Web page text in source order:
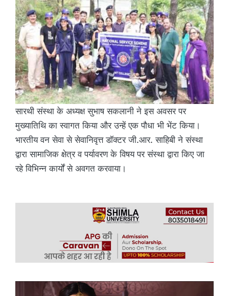
सारथी संस्था के अध्यक्ष सुभाष सकलानी ने इस अवसर पर
मुख्यातिथि का स्वागत किया और उन्हें एक पौधा भी भेंट किया।
भारतीय वन सेवा से सेवानिवृत्त डॉक्टर जी.आर. साहिबी ने संस्था
द्वारा सामाजिक क्षेत्र व पर्यावरण के विषय पर संस्था द्वारा किए जा
रहे विभिन्न कार्यों से अवगत करवाया।